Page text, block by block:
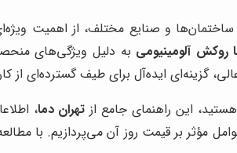
و صنایع مختلف، از اهمیت
روکش آلومینیومی به دلیل ویژگی‌های
گزینه‌ای ایده‌آل برای طیف گسترده‌ای از
این راهنمای جامع از تهران دما،
مؤثر بر قیمت روز آن می‌پردازیم. با